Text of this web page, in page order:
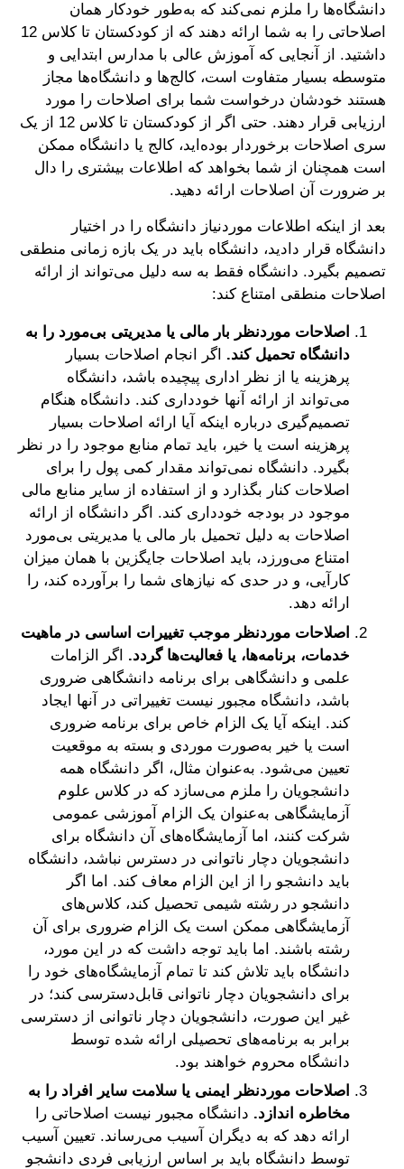
دانشگاه‌ها را ملزم نمی‌کند که به‌طور خودکار همان
اصلاحاتی را به شما ارائه دهند که از کودکستان تا کلاس 12
داشتید. از آنجایی که آموزش عالی با مدارس ابتدایی و
متوسطه بسیار متفاوت است، کالج‌ها و دانشگاه‌ها مجاز
هستند خودشان درخواست شما برای اصلاحات را مورد
ارزیابی قرار دهند. حتی اگر از کودکستان تا کلاس 12 از یک
سری اصلاحات برخوردار بوده‌اید، کالج یا دانشگاه ممکن
است همچنان از شما بخواهد که اطلاعات بیشتری را دال
بر ضرورت آن اصلاحات ارائه دهید.
بعد از اینکه اطلاعات موردنیاز دانشگاه را در اختیار
دانشگاه قرار دادید، دانشگاه باید در یک بازه زمانی منطقی
تصمیم بگیرد. دانشگاه فقط به سه دلیل می‌تواند از ارائه
اصلاحات منطقی امتناع کند:
اصلاحات موردنظر بار مالی یا مدیریتی بی‌مورد را به
دانشگاه تحمیل کند. اگر انجام اصلاحات بسیار
پرهزینه یا از نظر اداری پیچیده باشد، دانشگاه
می‌تواند از ارائه آنها خودداری کند. دانشگاه هنگام
تصمیم‌گیری درباره اینکه آیا ارائه اصلاحات بسیار
پرهزینه است یا خیر، باید تمام منابع موجود را در نظر
بگیرد. دانشگاه نمی‌تواند مقدار کمی پول را برای
اصلاحات کنار بگذارد و از استفاده از سایر منابع مالی
موجود در بودجه خودداری کند. اگر دانشگاه از ارائه
اصلاحات به دلیل تحمیل بار مالی یا مدیریتی بی‌مورد
امتناع می‌ورزد، باید اصلاحات جایگزین با همان میزان
کارآیی، و در حدی که نیازهای شما را برآورده کند، را
ارائه دهد.
اصلاحات موردنظر موجب تغییرات اساسی در ماهیت
خدمات، برنامه‌ها، یا فعالیت‌ها گردد. اگر الزامات
علمی و دانشگاهی برای برنامه دانشگاهی ضروری
باشد، دانشگاه مجبور نیست تغییراتی در آنها ایجاد
کند. اینکه آیا یک الزام خاص برای برنامه ضروری
است یا خیر به‌صورت موردی و بسته به موقعیت
تعیین می‌شود. به‌عنوان مثال، اگر دانشگاه همه
دانشجویان را ملزم می‌سازد که در کلاس علوم
آزمایشگاهی به‌عنوان یک الزام آموزشی عمومی
شرکت کنند، اما آزمایشگاه‌های آن دانشگاه برای
دانشجویان دچار ناتوانی در دسترس نباشد، دانشگاه
باید دانشجو را از این الزام معاف کند. اما اگر
دانشجو در رشته شیمی تحصیل کند، کلاس‌های
آزمایشگاهی ممکن است یک الزام ضروری برای آن
رشته باشند. اما باید توجه داشت که در این مورد،
دانشگاه باید تلاش کند تا تمام آزمایشگاه‌های خود را
برای دانشجویان دچار ناتوانی قابل‌دسترسی کند؛ در
غیر این صورت، دانشجویان دچار ناتوانی از دسترسی
برابر به برنامه‌های تحصیلی ارائه شده توسط
دانشگاه محروم خواهند بود.
اصلاحات موردنظر ایمنی یا سلامت سایر افراد را به
مخاطره اندازد. دانشگاه مجبور نیست اصلاحاتی را
ارائه دهد که به دیگران آسیب می‌رساند. تعیین آسیب
توسط دانشگاه باید بر اساس ارزیابی فردی دانشجو